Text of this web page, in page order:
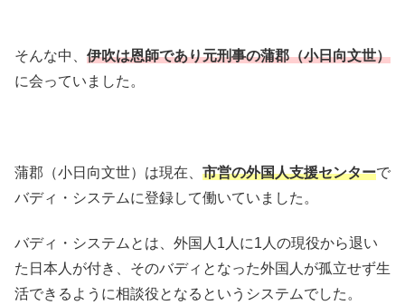
そんな中、 伊吹は恩師であり元刑事の蒲郡（小日向文世）
に会っていました。
蒲郡（小日向文世）は現在、 市営の外国人支援センターで
バディ・システムに登録して働いていました。
バディ・システムとは、外国人1人に1人の現役から退い
た日本人が付き、そのバディとなった外国人が孤立せず生
活できるように相談役となるというシステムでした。